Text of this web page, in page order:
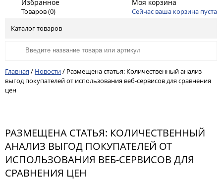
Избранное
Товаров (0)
Моя корзина
Сейчас ваша корзина пуста
Каталог товаров
Главная / Новости/ Размещена статья: Количественный анализ
выгод покупателей от использования веб-сервисов для сравнения
цен
РАЗМЕЩЕНА СТАТЬЯ: КОЛИЧЕСТВЕННЫЙ
АНАЛИЗ ВЫГОД ПОКУПАТЕЛЕЙ ОТ
ИСПОЛЬЗОВАНИЯ ВЕБ-СЕРВИСОВ ДЛЯ
СРАВНЕНИЯ ЦЕН